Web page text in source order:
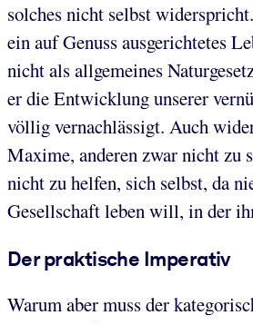
solches nicht selbst
ein auf Genuss ausgerichtetes
nicht als allgemeines
er die Entwicklung unserer
völlig vernachlässigt. Auch
Maxime, anderen zwar nicht zu
nicht zu helfen, sich selbst, da
Gesellschaft leben will, in der
Der praktische Imperativ
Warum aber muss der